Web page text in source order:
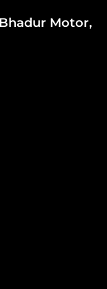
Motor,